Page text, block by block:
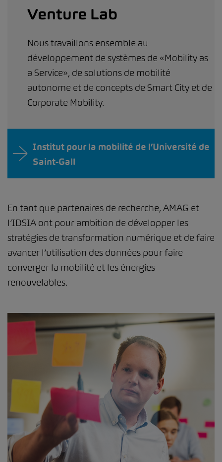
Venture Lab
Nous travaillons ensemble au
développement de systèmes de «Mobility as
a Service», de solutions de mobilité
autonome et de concepts de Smart City et de
Corporate Mobility.
Institut pour la mobilité de l’Université de
Saint-Gall
En tant que partenaires de recherche, AMAG et
l’IDSIA ont pour ambition de développer les
stratégies de transformation numérique et de faire
avancer l’utilisation des données pour faire
converger la mobilité et les énergies
renouvelables.